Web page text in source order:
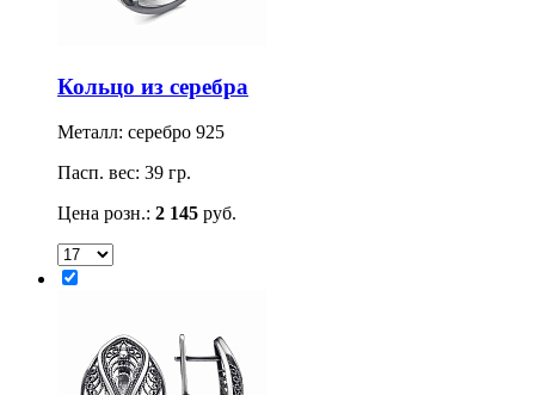
Кольцо из серебра
Металл: серебро 925
Пасп. вес: 39 гр.
Цена розн.: 2 145 руб.